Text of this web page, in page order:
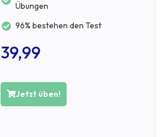
Übungen
96% bestehen den Test
39,99
Jetzt üben!